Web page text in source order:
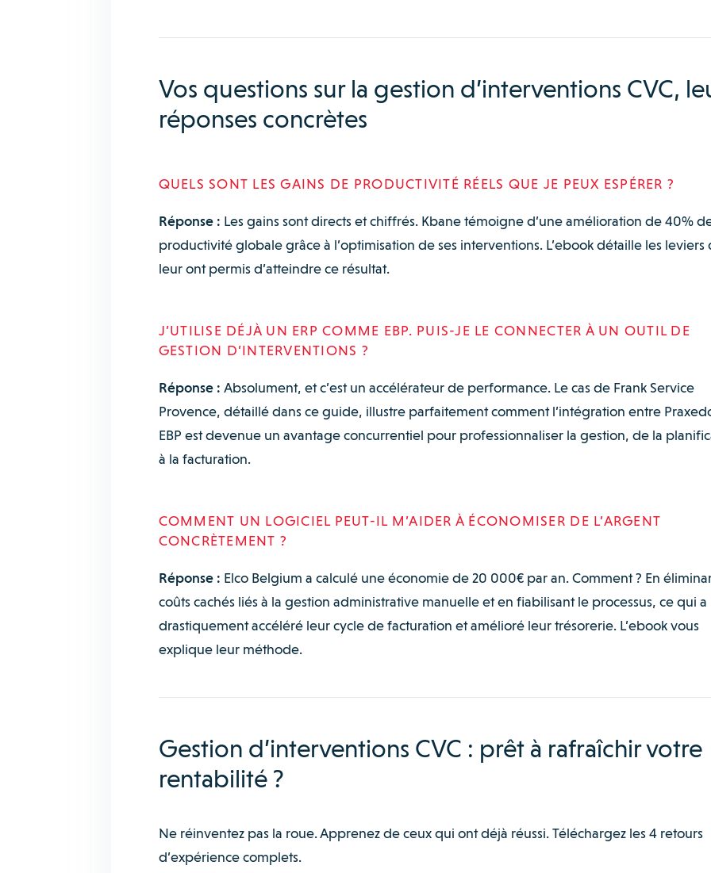
Vos questions sur la gestion d’interventions CVC,
réponses concrètes
QUELS SONT LES GAINS DE PRODUCTIVITÉ RÉELS QUE JE PEUX ESPÉRER ?
Réponse : Les gains sont directs et chiffrés. Kbane témoigne d’une amélioration de 40%
productivité globale grâce à l’optimisation de ses interventions. L’ebook détaille les leviers
leur ont permis d’atteindre ce résultat.
J’UTILISE DÉJÀ UN ERP COMME EBP. PUIS-JE LE CONNECTER À UN OUTIL DE
GESTION D’INTERVENTIONS ?
Réponse : Absolument, et c’est un accélérateur de performance. Le cas de Frank Service
Provence, détaillé dans ce guide, illustre parfaitement comment l’intégration entre
EBP est devenue un avantage concurrentiel pour professionnaliser la gestion, de la
à la facturation.
COMMENT UN LOGICIEL PEUT-IL M’AIDER À ÉCONOMISER DE L’ARGENT
CONCRÈTEMENT ?
Réponse : Elco Belgium a calculé une économie de 20 000€ par an. Comment ? En
coûts cachés liés à la gestion administrative manuelle et en fiabilisant le processus, ce qui a
drastiquement accéléré leur cycle de facturation et amélioré leur trésorerie. L’ebook vous
explique leur méthode.
Gestion d’interventions CVC : prêt à rafraîchir votre
rentabilité ?
Ne réinventez pas la roue. Apprenez de ceux qui ont déjà réussi. Téléchargez les 4 retours
d’expérience complets.